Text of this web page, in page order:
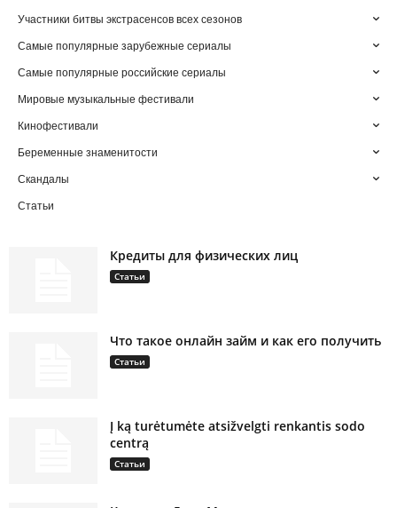
Участники битвы экстрасенсов всех сезонов
Самые популярные зарубежные сериалы
Самые популярные российские сериалы
Мировые музыкальные фестивали
Кинофестивали
Беременные знаменитости
Скандалы
Статьи
Кредиты для физических лиц
Статьи
Что такое онлайн займ и как его получить
Статьи
Į ką turėtumėte atsižvelgti renkantis sodo
centrą
Статьи